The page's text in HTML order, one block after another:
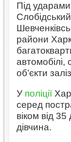
Під
райони
автомобілі,
об’єкти
У поліції
серед
віком від
дівчина.